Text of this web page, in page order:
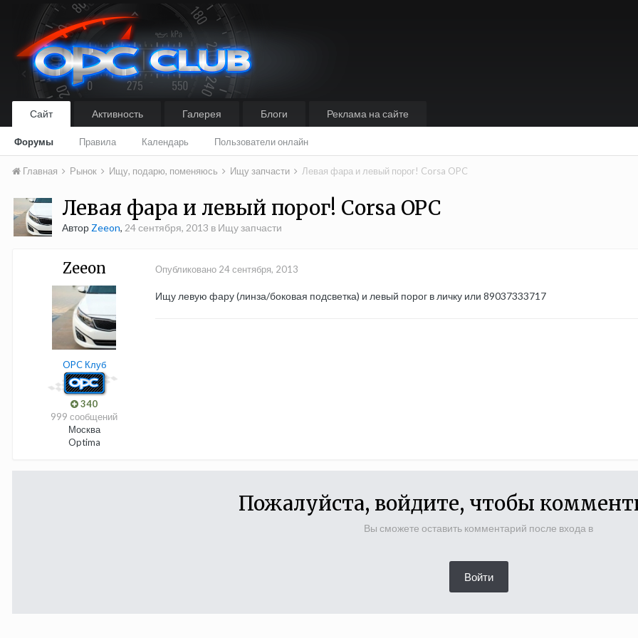
Сайт
Форумы Правила Календарь Пользователи онлайн
Активность Галерея Блоги Реклама на сайте
Главная Рынок Ищу, подарю, поменяюсь Ищу запчасти Левая фара и левый порог! Corsa OPC
Левая фара и левый порог! Corsa OPC
Автор Zeeon, 24 сентября, 2013 в Ищу запчасти
Zeeon
OPC Клуб
340
999 сообщений
Москва
Optima
Опубликовано 24 сентября, 2013
Ищу левую фару (линза/боковая подсветка) и левый порог в личку или 89037333717
Пожалуйста, войдите, чтобы
Вы сможете оставить комментарий после входа в
Войти